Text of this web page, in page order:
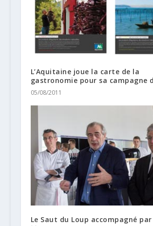
L’Aquitaine joue la carte de la
gastronomie pour sa campagne
05/08/2011
Le Saut du Loup accompagné